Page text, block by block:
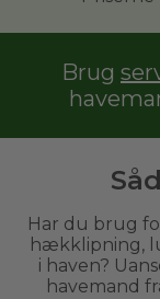
Brug
Har du brug
hækklipning,
i haven?
havemand